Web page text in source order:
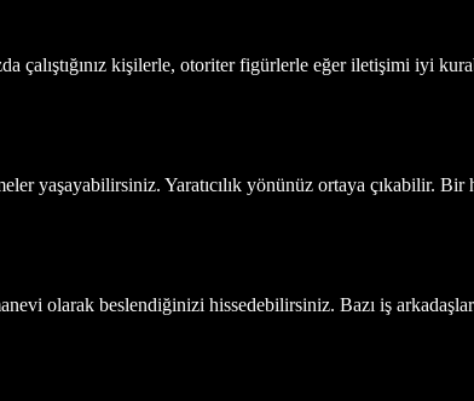
çalıştığınız kişilerle, otoriter figürlerle eğer iletişimi iyi
yaşayabilirsiniz. Yaratıcılık yönünüz ortaya çıkabilir.
olarak beslendiğinizi hissedebilirsiniz. Bazı iş